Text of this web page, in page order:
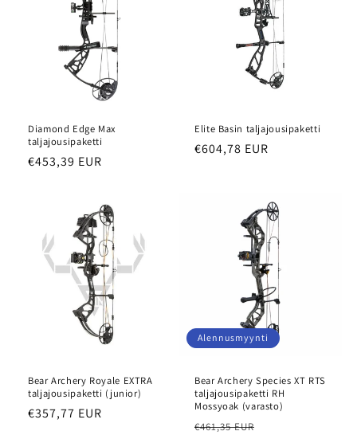
Diamond Edge Max
taljajousipaketti
Normaalihinta
€453,39 EUR
Elite Basin taljajousipaketti
Normaalihinta
€604,78 EUR
Bear Archery Royale EXTRA
taljajousipaketti (junior)
Normaalihinta
€357,77 EUR
Alennusmyynti
Bear Archery Species XT RTS
taljajousipaketti RH
Mossyoak (varasto)
Normaalihinta
€461,35 EUR